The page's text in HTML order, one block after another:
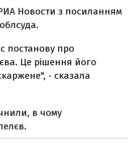
Новости з посиланням
постанову про
Це рішення його
- сказала
в чому